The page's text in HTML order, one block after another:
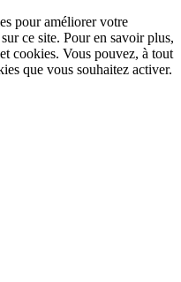
pour améliorer votre
ce site. Pour en savoir plus,
cookies. Vous pouvez, à tout
que vous souhaitez activer.